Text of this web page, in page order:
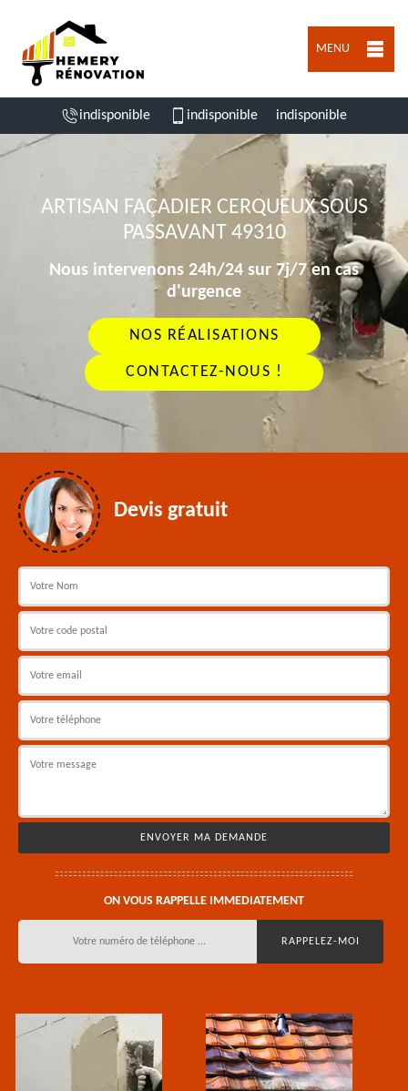
MENU
indisponible indisponible indisponible
ARTISAN FAÇADIER CERQUEUX SOUS
PASSAVANT 49310
Nous intervenons 24h/24 sur 7j/7 en cas
d'urgence
NOS RÉALISATIONS
CONTACTEZ-NOUS !
Devis gratuit
ON VOUS RAPPELLE IMMEDIATEMENT